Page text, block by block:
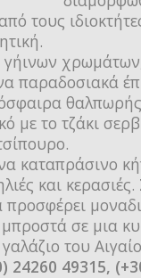
τους
παραδοσιακά
με το τζάκι
καταπράσινο
και
σε μια
του
24260 49315,